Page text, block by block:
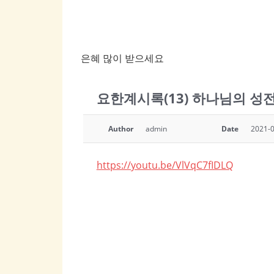
은혜 많이 받으세요
요한계시록(13) 하나님의 성
Author admin Date 2021-
https://youtu.be/VlVqC7fIDLQ